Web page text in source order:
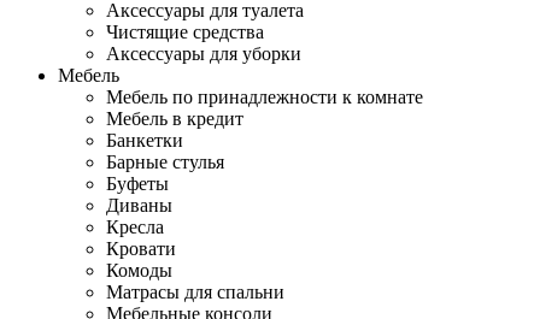
Аксессуары для туалета
Чистящие средства
Аксессуары для уборки
Мебель
Мебель по принадлежности к комнате
Мебель в кредит
Банкетки
Барные стулья
Буфеты
Диваны
Кресла
Кровати
Комоды
Матрасы для спальни
Мебельные консоли